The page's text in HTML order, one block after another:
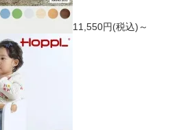
11,550円(税込)～